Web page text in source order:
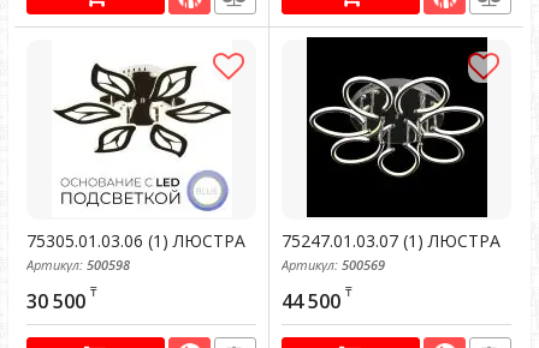
75305.01.03.06 (1) ЛЮСТРА
Артикул: 500598
30 500 ₸
75247.01.03.07 (1) ЛЮСТРА
Артикул: 500569
44 500 ₸